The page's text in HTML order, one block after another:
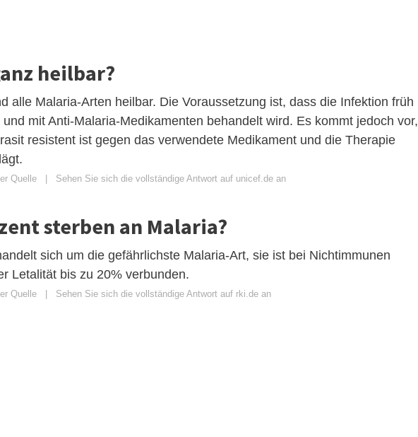
heilbar?
alle Malaria-Arten heilbar. Die Voraussetzung ist, dass die Infektion früh
mit Anti-Malaria-Medikamenten behandelt wird. Es kommt jedoch vor,
resistent ist gegen das verwendete Medikament und die Therapie
Quelle Sehen Sie sich die vollständige Antwort auf unicef.de an
sterben an Malaria?
sich um die gefährlichste Malaria-Art, sie ist bei Nichtimmunen
Letalität bis zu 20% verbunden.
Quelle Sehen Sie sich die vollständige Antwort auf rki.de an